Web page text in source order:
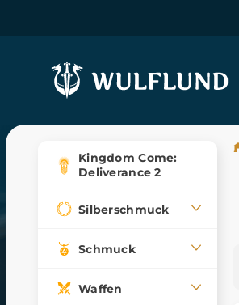
Kingdom Come:
Deliverance 2
Silberschmuck
Schmuck
Waffen